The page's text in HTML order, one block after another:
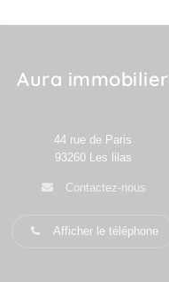
Aura immobilier
44 rue de Paris
93260 Les lilas
Contactez-nous
Afficher le téléphone